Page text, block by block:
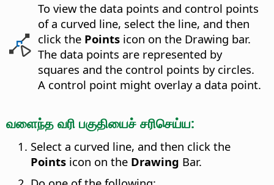
To view the data points and control points
of a curved line, select the line, and then
click the Points icon on the Drawing bar.
The data points are represented by
squares and the control points by circles.
A control point might overlay a data point.
வளைந்த வரி பகுதியைச் சரிசெய்ய:
Select a curved line, and then click the
Points icon on the Drawing Bar.